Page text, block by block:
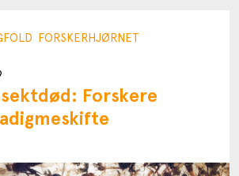
FORSKERHJØRNET
Forskere